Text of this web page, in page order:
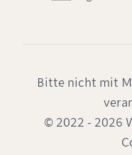
Bitte nicht mit
© 2022 - 2026